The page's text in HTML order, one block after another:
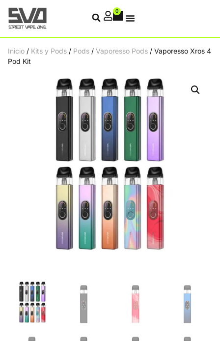
0
Inicio / Kits y Pods / Pods / Vaporesso Pods / Vaporesso Xros 4
Pod Kit